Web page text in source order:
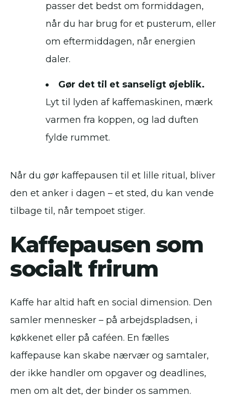
passer det bedst om formiddagen,
når du har brug for et pusterum, eller
om eftermiddagen, når energien
daler.
Gør det til et sanseligt øjeblik.
Lyt til lyden af kaffemaskinen, mærk
varmen fra koppen, og lad duften
fylde rummet.
Når du gør kaffepausen til et lille ritual, bliver
den et anker i dagen – et sted, du kan vende
tilbage til, når tempoet stiger.
Kaffepausen som
socialt frirum
Kaffe har altid haft en social dimension. Den
samler mennesker – på arbejdspladsen, i
køkkenet eller på caféen. En fælles
kaffepause kan skabe nærvær og samtaler,
der ikke handler om opgaver og deadlines,
men om alt det, der binder os sammen.